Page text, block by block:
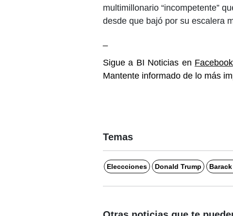
multimillonario “incompetente”
desde que bajó por su escalera
Sigue a BI Noticias en Facebook
Mantente informado de lo más
Temas
Eleccciones Donald Trump